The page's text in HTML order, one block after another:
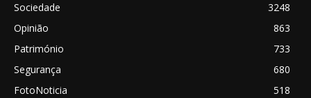
Sociedade
3248
Opinião
863
Património
733
Segurança
680
FotoNoticia
518